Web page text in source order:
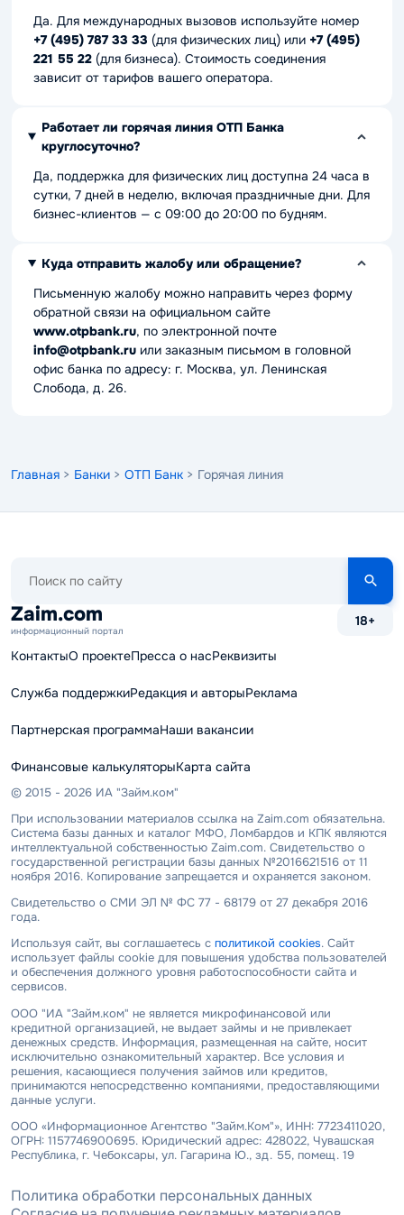
Да. Для международных вызовов используйте номер
+7 (495) 787 33 33 (для физических лиц) или +7 (495)
221 55 22 (для бизнеса). Стоимость соединения
зависит от тарифов вашего оператора.
Работает ли горячая линия ОТП Банка
круглосуточно?
Да, поддержка для физических лиц доступна 24 часа в
сутки, 7 дней в неделю, включая праздничные дни. Для
бизнес-клиентов — с 09:00 до 20:00 по будням.
Куда отправить жалобу или обращение?
Письменную жалобу можно направить через форму
обратной связи на официальном сайте
www.otpbank.ru, по электронной почте
info@otpbank.ru или заказным письмом в головной
офис банка по адресу: г. Москва, ул. Ленинская
Слобода, д. 26.
Главная > Банки > ОТП Банк > Горячая линия
сайту
Zaim.com
информационный портал
18+
КонтактыО проектеПресса о насРеквизиты
Служба поддержкиРедакция и авторыРеклама
Партнерская программаНаши вакансии
Финансовые калькуляторыКарта сайта
© 2015 - 2026 ИА "Займ.ком"
При использовании материалов ссылка на Zaim.com обязательна.
Система базы данных и каталог МФО, Ломбардов и КПК являются
интеллектуальной собственностью Zaim.com. Свидетельство о
государственной регистрации базы данных №2016621516 от 11
ноября 2016. Копирование запрещается и охраняется законом.
Свидетельство о СМИ ЭЛ № ФС 77 - 68179 от 27 декабря 2016
года.
Используя сайт, вы соглашаетесь с политикой cookies. Сайт
использует файлы cookie для повышения удобства пользователей
и обеспечения должного уровня работоспособности сайта и
сервисов.
ООО "ИА "Займ.ком" не является микрофинансовой или
кредитной организацией, не выдает займы и не привлекает
денежных средств. Информация, размещенная на сайте, носит
исключительно ознакомительный характер. Все условия и
решения, касающиеся получения займов или кредитов,
принимаются непосредственно компаниями, предоставляющими
данные услуги.
ООО «Информационное Агентство "Займ.Ком"», ИНН: 7723411020,
ОГРН: 1157746900695. Юридический адрес: 428022, Чувашская
Республика, г. Чебоксары, ул. Гагарина Ю., зд. 55, помещ. 19
Политика обработки персональных данных